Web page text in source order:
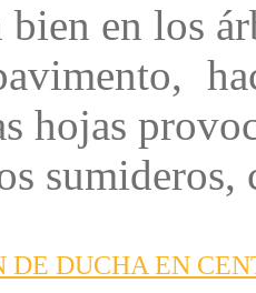
bien en los
hojas
DE DUCHA EN